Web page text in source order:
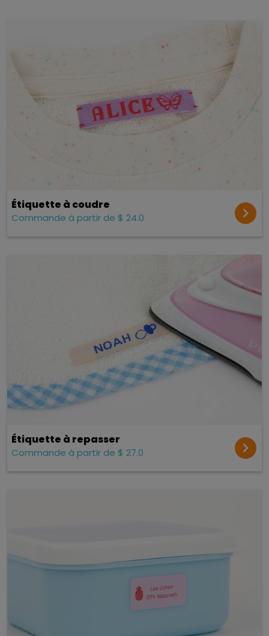
Étiquette à coudre
Commande à partir de $ 24.0
Étiquette à repasser
Commande à partir de $ 27.0